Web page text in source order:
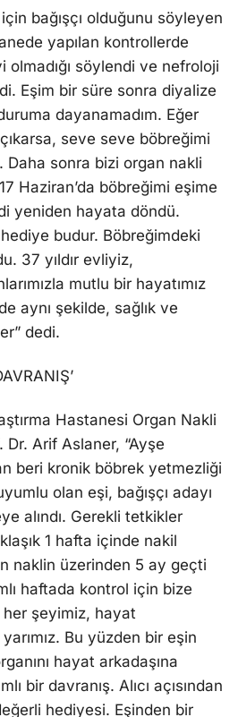
bağışçı olduğunu söyleyen
yapılan kontrollerde
söylendi ve nefroloji
Eşim bir süre sonra diyalize
dayanamadım. Eğer
seve seve böbreğimi
sonra bizi organ nakli
Haziran’da böbreğimi eşime
yeniden hayata döndü.
budur. Böbreğimdeki
37 yıldır evliyiz,
mutlu bir hayatımız
aynı şekilde, sağlık ve
dedi.
Hastanesi Organ Nakli
Arif Aslaner, “Ayşe
beri kronik böbrek yetmezliği
olan eşi, bağışçı adayı
alındı. Gerekli tetkikler
1 hafta içinde nakil
naklin üzerinden 5 ay geçti
haftada kontrol için bize
şeyimiz, hayat
Bu yüzden bir eşin
hayat arkadaşına
bir davranış. Alıcı açısından
hediyesi. Eşinden bir